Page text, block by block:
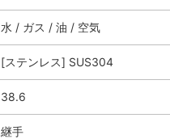
水 / ガス / 油 / 空気
[ステンレス] SUS304
38.6
継手